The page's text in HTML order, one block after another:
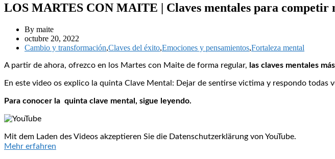
LOS MARTES CON MAITE | Claves mentales para competir
By maite
octubre 20, 2022
Cambio y transformación,Claves del éxito,Emociones y pensamientos,Fortaleza mental
A partir de ahora, ofrezco en los Martes con Maite de forma regular, las claves mentales
En este video os explico la quinta Clave Mental: Dejar de sentirse victima y respondo todas
Para conocer la quinta clave mental, sigue leyendo.
Mit dem Laden des Videos akzeptieren Sie die Datenschutzerklärung von YouTube.
Mehr erfahren